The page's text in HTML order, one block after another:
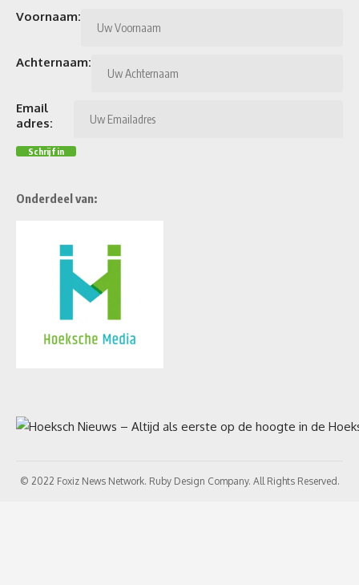
Voornaam:
Achternaam:
Email
adres:
Onderdeel van:
© 2022 Foxiz News Network. Ruby Design Company. All Rights Reserved.